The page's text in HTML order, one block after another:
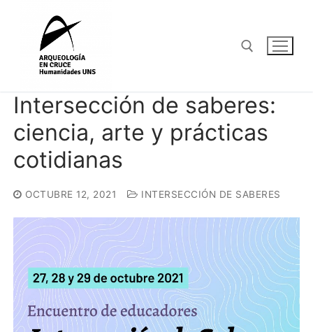
contenido
Buscar por:
Intersección de saberes:
ciencia, arte y prácticas
cotidianas
OCTUBRE 12, 2021 INTERSECCIÓN DE SABERES